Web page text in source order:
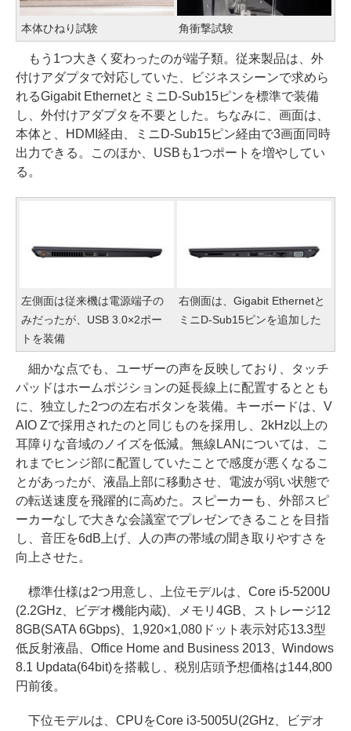
本体ひねり試験 角衝撃試験
もう1つ大きく変わったのが端子類。従来製品は、外
付けアダプタで対応していた、ビジネスシーンで求めら
れるGigabit EthernetとミニD-Sub15ピンを標準で装備
し、外付けアダプタを不要とした。ちなみに、画面は、
本体と、HDMI経由、ミニD-Sub15ピン経由で3画面同時
出力できる。このほか、USBも1つポートを増やしてい
る。
左側面は従来機は電源端子の
みだったが、USB 3.0×2ポー
トを装備
右側面は、Gigabit Ethernetと
ミニD-Sub15ピンを追加した
細かな点でも、ユーザーの声を反映しており、タッチ
パッドはホームポジションの延長線上に配置するととも
に、独立した2つの左右ボタンを装備。キーボードは、V
AIO Zで採用されたのと同じものを採用し、2kHz以上の
耳障りな音域のノイズを低減。無線LANについては、こ
れまでヒンジ部に配置していたことで感度が悪くなるこ
とがあったが、液晶上部に移動させ、電波が弱い状態で
の転送速度を飛躍的に高めた。スピーカーも、外部スピ
ーカーなしで大きな会議室でプレゼンできることを目指
し、音圧を6dB上げ、人の声の帯域の聞き取りやすさを
向上させた。
標準仕様は2つ用意し、上位モデルは、Core i5-5200U
(2.2GHz、ビデオ機能内蔵)、メモリ4GB、ストレージ12
8GB(SATA 6Gbps)、1,920×1,080ドット表示対応13.3型
低反射液晶、Office Home and Business 2013、Windows
8.1 Updata(64bit)を搭載し、税別店頭予想価格は144,800
円前後。
下位モデルは、CPUをCore i3-5005U(2GHz、ビデオ